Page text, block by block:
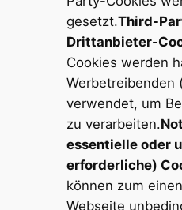
gesetzt.Third-
Drittanbieter-
Cookies werden
Werbetreibenden
verwendet, um
zu verarbeiten.
essentielle oder
erforderliche)
können zum
Webseite